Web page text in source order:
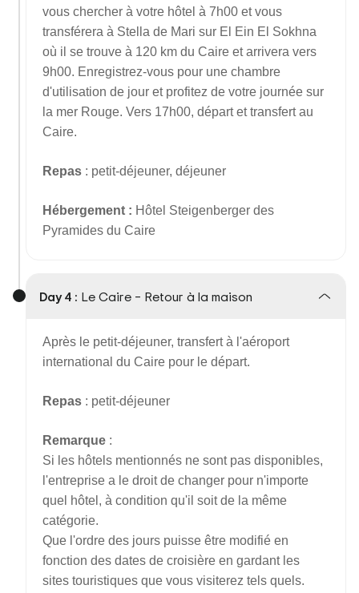
vous chercher à votre hôtel à 7h00 et vous
transférera à Stella de Mari sur El Ein El Sokhna
où il se trouve à 120 km du Caire et arrivera vers
9h00. Enregistrez-vous pour une chambre
d'utilisation de jour et profitez de votre journée sur
la mer Rouge. Vers 17h00, départ et transfert au
Caire.
Repas : petit-déjeuner, déjeuner
Hébergement : Hôtel Steigenberger des
Pyramides du Caire
Day 4 : Le Caire – Retour à la maison
Après le petit-déjeuner, transfert à l'aéroport
international du Caire pour le départ.
Repas : petit-déjeuner
Remarque :
Si les hôtels mentionnés ne sont pas disponibles,
l'entreprise a le droit de changer pour n'importe
quel hôtel, à condition qu'il soit de la même
catégorie.
Que l'ordre des jours puisse être modifié en
fonction des dates de croisière en gardant les
sites touristiques que vous visiterez tels quels.